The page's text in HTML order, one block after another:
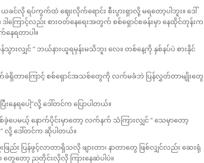
င်လို ရပ်ကွက်ထဲ ဈေးလိုက်ရောင်း စီးပွားရှာလို့ မရတော့ပါဘူး။ ဒေါ်
ါကြောင့်လည်း စားဝတ်နေရေးအတွက် စစ်ရှောင်စခန်းမှာ နေထိုင်တုန်းက
ေရတာပါ။
လျှင် “ ဘယ်နားယူရမှန်းမသိဘူး လေ။ တစ်နေ့ကို နှစ်နပ်ပဲ စားနိုင်
ခဲရှိတာကြောင့် စစ်ရှောင်အသစ်တွေကို လက်မခံဘဲ ပြန်လွှတ်တာမျိုးတွေ
နေရပေါ့”လို့ ဒေါ်တင်က ပြောပါတယ်။
ပေမယ့် နောက်ပိုင်းမှာတော့ လက်နက် သံကြားလျှင် “ သေမှာတော့
” လို့‌ ဒေါ်တင်က ဆိုပါတယ်။
း ပြန်ဖွင့်လာတာရှိသလို ဖျားတာ၊ နာတာတွေ ဖြစ်လျှင်လည်း ဆေးရုံ
တော့ ညတိုင်းလိုလို ကြားနေဆဲပါပဲ။